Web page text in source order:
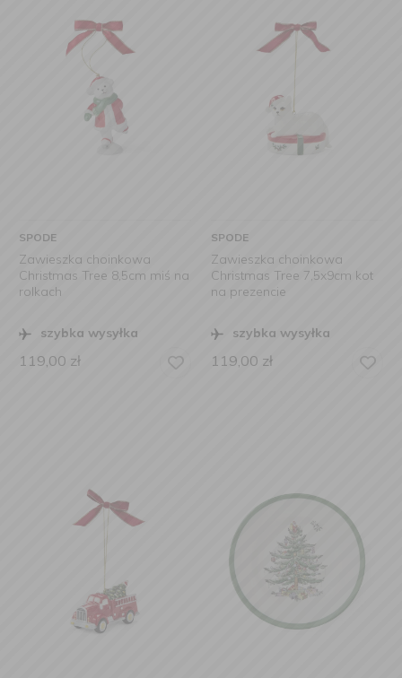
SPODE
Zawieszka choinkowa
Christmas Tree 8,5cm miś na
rolkach
szybka wysyłka
119,00 zł
SPODE
Zawieszka choinkowa
Christmas Tree 7,5x9cm kot
na prezencie
szybka wysyłka
119,00 zł